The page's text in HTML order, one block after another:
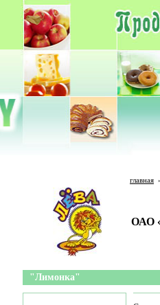
главная
ОАО
"Лимонка"